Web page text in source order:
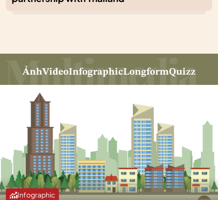
ẢnhVideoInfographicLongformQuizz
Infographic